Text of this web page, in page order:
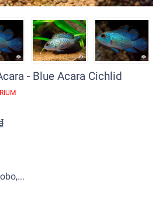
- Blue Acara Cichlid